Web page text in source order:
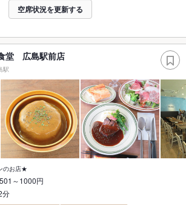
空席状況を更新する
堂 広島駅前店
駅
のお店★
501～1000円
分